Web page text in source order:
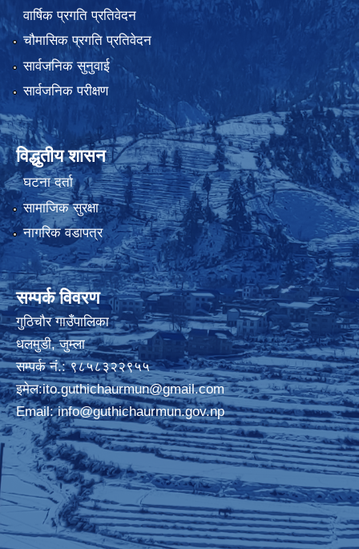
वार्षिक प्रगति प्रतिवेदन
चौमासिक प्रगति प्रतिवेदन
सार्वजनिक सुनुवाई
सार्वजनिक परीक्षण
विद्धुतीय शासन
घटना दर्ता
सामाजिक सुरक्षा
नागरिक वडापत्र
सम्पर्क विवरण
गुठिचौर गाउँपालिका
धलमुडी, जुम्ला
सम्पर्क नं.: ९८५८३२२९५५
इमेल:ito.guthichaurmun@gmail.com
Email:info@guthichaurmun.gov.np